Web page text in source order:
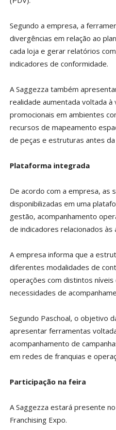
Segundo a empresa, a
divergências em relação ao
cada loja e gerar relatórios
indicadores de conformidade.
A Saggezza também
realidade aumentada voltada à
promocionais em ambientes
recursos de mapeamento
de peças e estruturas antes da
Plataforma integrada
De acordo com a empresa, as
disponibilizadas em uma
gestão, acompanhamento
de indicadores relacionados
A empresa informa que a
diferentes modalidades de
operações com distintos níveis
necessidades de
Segundo Paschoal, o objetivo
apresentar ferramentas
acompanhamento de
em redes de franquias e
Participação na feira
A Saggezza estará presente
Franchising Expo.